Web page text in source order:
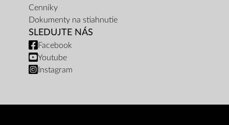
Cenníky
Dokumenty na stiahnutie
SLEDUJTE NÁS
Facebook
Youtube
Instagram